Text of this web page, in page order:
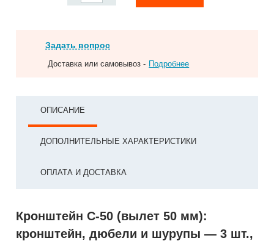
Задать вопрос
Доставка или самовывоз - Подробнее
ОПИСАНИЕ
ДОПОЛНИТЕЛЬНЫЕ ХАРАКТЕРИСТИКИ
ОПЛАТА И ДОСТАВКА
Кронштейн С-50 (вылет 50 мм):
кронштейн, дюбели и шурупы — 3 шт.,